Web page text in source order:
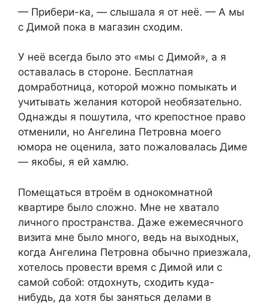
— Прибери-ка, — слышала я от неё. — А мы
с Димой пока в магазин сходим.
У неё всегда было это «мы с Димой», а я
оставалась в стороне. Бесплатная
домработница, которой можно помыкать и
учитывать желания которой необязательно.
Однажды я пошутила, что крепостное право
отменили, но Ангелина Петровна моего
юмора не оценила, зато пожаловалась Диме
— якобы, я ей хамлю.
Помещаться втроём в однокомнатной
квартире было сложно. Мне не хватало
личного пространства. Даже ежемесячного
визита мне было много, ведь на выходных,
когда Ангелина Петровна обычно приезжала,
хотелось провести время с Димой или с
самой собой: отдохнуть, сходить куда-
нибудь, да хотя бы заняться делами в